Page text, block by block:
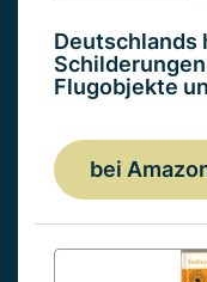
Deutschlands
Flugobjekte
bei